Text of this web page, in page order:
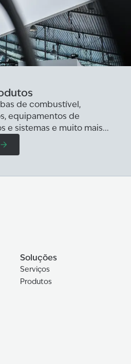
de combustível,
equipamentos de
e sistemas e muito mais...
Soluções
Serviços
Produtos